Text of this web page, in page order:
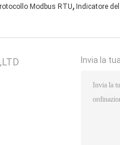
Modbus RTU, Indicatore
Invia la